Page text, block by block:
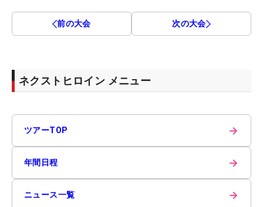
前の大会 次の大会
ネクストヒロイン メニュー
ツアーTOP →
年間日程 →
ニュース一覧 →